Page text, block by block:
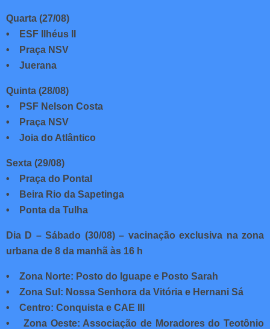
Quarta (27/08)
• ESF Ilhéus II
• Praça NSV
• Juerana
Quinta (28/08)
• PSF Nelson Costa
• Praça NSV
• Joia do Atlântico
Sexta (29/08)
• Praça do Pontal
• Beira Rio da Sapetinga
• Ponta da Tulha
Dia D – Sábado (30/08) – vacinação exclusiva na zona
urbana de 8 da manhã às 16 h
• Zona Norte: Posto do Iguape e Posto Sarah
• Zona Sul: Nossa Senhora da Vitória e Hernani Sá
• Centro: Conquista e CAE III
• Zona Oeste: Associação de Moradores do Teotônio